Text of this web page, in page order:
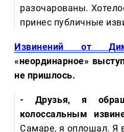
разочарованы.
принес публичные
Извинений от
«неординарное»
не пришлось.
- Друзья, я
колоссальным
Самаре, я оплошал. Я